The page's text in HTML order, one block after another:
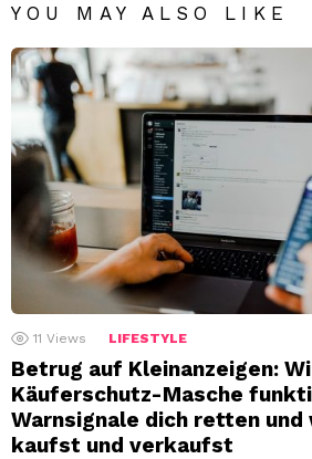
YOU MAY ALSO LIKE
11 Views LIFESTYLE
Betrug auf Kleinanzeigen:
Käuferschutz-Masche
Warnsignale dich retten und
kaufst und verkaufst